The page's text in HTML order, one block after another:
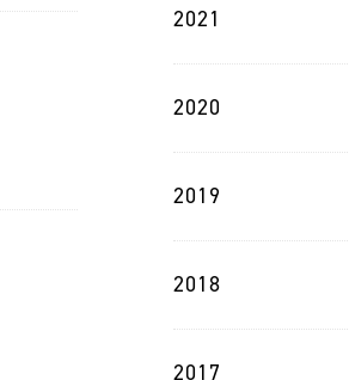
2021
2020
2019
2018
2017